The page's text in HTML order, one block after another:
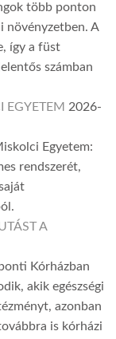
több ponton
növényzetben. A
így a füst
számban
EGYETEM 2026-
Egyetem:
rendszerét,
A
Kórházban
akik egészségi
azonban
is kórházi